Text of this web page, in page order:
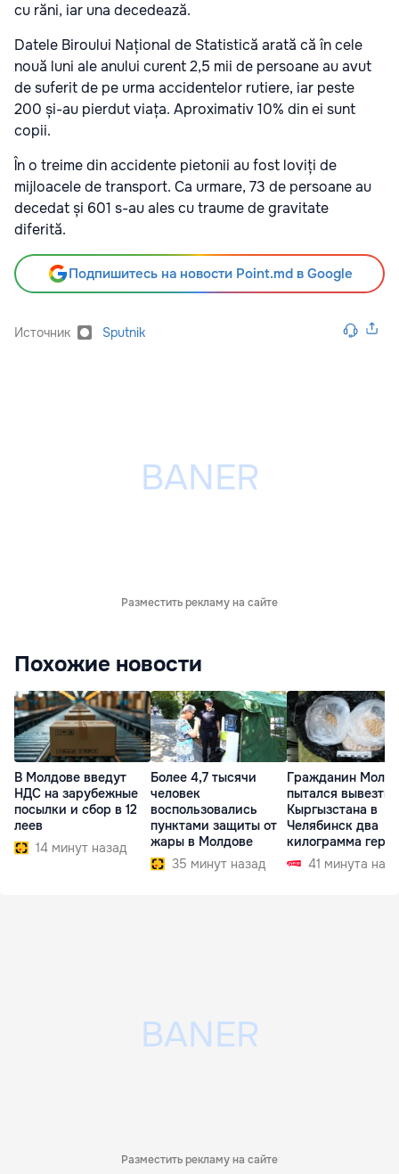
cu răni, iar una decedează.
Datele Biroului Național de Statistică arată că în cele
nouă luni ale anului curent 2,5 mii de persoane au avut
de suferit de pe urma accidentelor rutiere, iar peste
200 și-au pierdut viața. Aproximativ 10% din ei sunt
copii.
În o treime din accidente pietonii au fost loviți de
mijloacele de transport. Ca urmare, 73 de persoane au
decedat și 601 s-au ales cu traume de gravitate
diferită.
Подпишитесь на новости Point.md в Google
Источник Sputnik
Разместить рекламу на сайте
Похожие новости
В Молдове введут
НДС на зарубежные
посылки и сбор в 12
леев
14 минут назад
Более 4,7 тысячи
человек
воспользовались
пунктами защиты от
жары в Молдове
35 минут назад
Гражданин
пытался вывезти
Кыргызстана в
Челябинск два
килограмма
41 минута
Разместить рекламу на сайте